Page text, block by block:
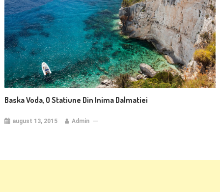
Baska Voda, O Statiune Din Inima Dalmatiei
august 13, 2015 Admin